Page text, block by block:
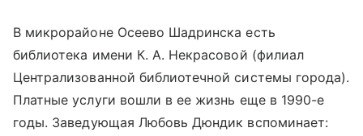
В микрорайоне Осеево Шадринска есть
библиотека имени К. А. Некрасовой (филиал
Централизованной библиотечной системы города).
Платные услуги вошли в ее жизнь еще в 1990-е
годы. Заведующая Любовь Дюндик вспоминает: